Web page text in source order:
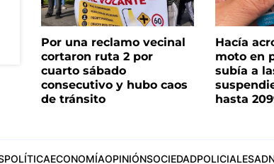
Por una reclamo vecinal
cortaron ruta 2 por
cuarto sábado
consecutivo y hubo caos
de tránsito
Hacía
moto en
subía a
hasta
POLÍTICAECONOMÍAOPINIÓNSOCIEDADPOLICIALES